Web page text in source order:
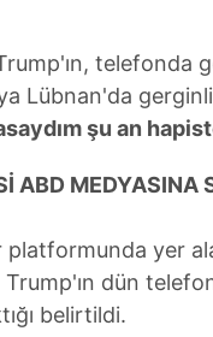
telefonda
Lübnan'da
şu an
ABD MEDYASINA
platformunda yer
Trump'ın dün
belirtildi.